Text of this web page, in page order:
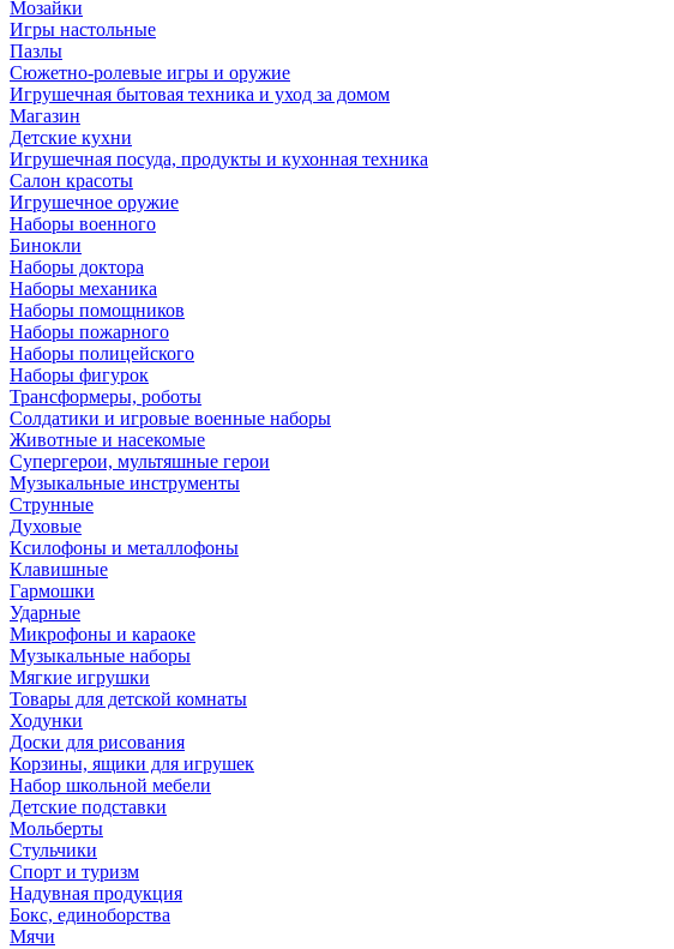
Мозайки
Игры настольные
Пазлы
Сюжетно-ролевые игры и оружие
Игрушечная бытовая техника и уход за домом
Магазин
Детские кухни
Игрушечная посуда, продукты и кухонная техника
Салон красоты
Игрушечное оружие
Наборы военного
Бинокли
Наборы доктора
Наборы механика
Наборы помощников
Наборы пожарного
Наборы полицейского
Наборы фигурок
Трансформеры, роботы
Солдатики и игровые военные наборы
Животные и насекомые
Супергерои, мультяшные герои
Музыкальные инструменты
Струнные
Духовые
Ксилофоны и металлофоны
Клавишные
Гармошки
Ударные
Микрофоны и караоке
Музыкальные наборы
Мягкие игрушки
Товары для детской комнаты
Ходунки
Доски для рисования
Корзины, ящики для игрушек
Набор школьной мебели
Детские подставки
Мольберты
Стульчики
Спорт и туризм
Надувная продукция
Бокс, единоборства
Мячи